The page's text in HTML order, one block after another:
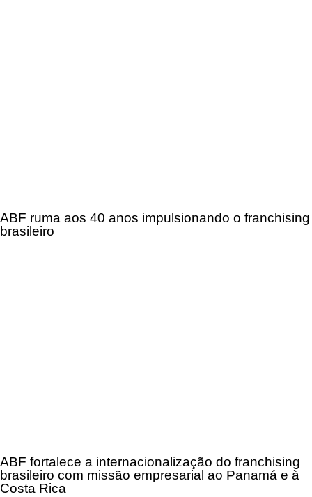
ABF ruma aos 40 anos impulsionando o franchising
brasileiro
ABF fortalece a internacionalização do franchising
brasileiro com missão empresarial ao Panamá e à
Costa Rica